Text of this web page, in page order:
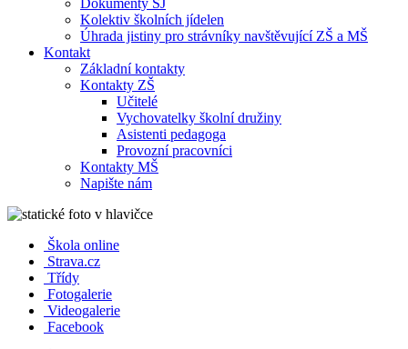
Dokumenty ŠJ
Kolektiv školních jídelen
Úhrada jistiny pro strávníky navštěvující ZŠ a MŠ
Kontakt
Základní kontakty
Kontakty ZŠ
Učitelé
Vychovatelky školní družiny
Asistenti pedagoga
Provozní pracovníci
Kontakty MŠ
Napište nám
Škola online
Strava.cz
Třídy
Fotogalerie
Videogalerie
Facebook